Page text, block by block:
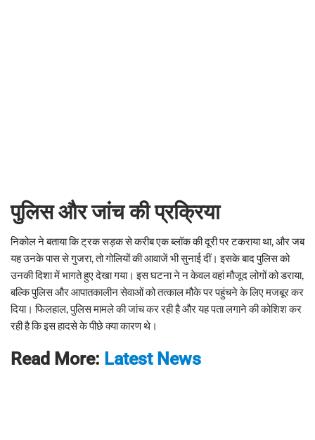
पुलिस और जांच की प्रक्रिया
निकोल ने बताया कि ट्रक सड़क से करीब एक ब्लॉक की दूरी पर टकराया था, और जब
यह उनके पास से गुजरा, तो गोलियों की आवाजें भी सुनाई दीं। इसके बाद पुलिस को
उनकी दिशा में भागते हुए देखा गया। इस घटना ने न केवल वहां मौजूद लोगों को डराया,
बल्कि पुलिस और आपातकालीन सेवाओं को तत्काल मौके पर पहुंचने के लिए मजबूर कर
दिया। फिलहाल, पुलिस मामले की जांच कर रही है और यह पता लगाने की कोशिश कर
रही है कि इस हादसे के पीछे क्या कारण थे।
Read More: Latest News